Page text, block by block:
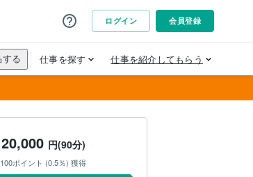
20,000 円(90分)
100ポイント (0.5％) 獲得